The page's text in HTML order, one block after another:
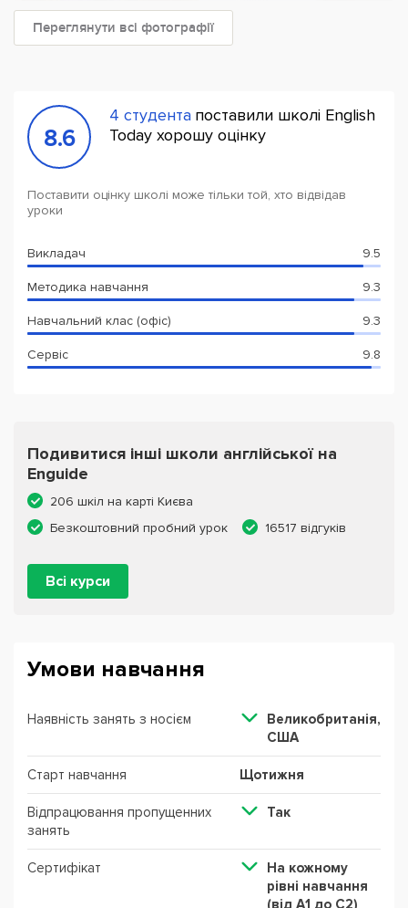
Переглянути всі фотографії
8.6
4 студента поставили школі English
Today хорошу оцінку
Поставити оцінку школі може тільки той, хто відвідав
уроки
Викладач 9.5
Методика навчання 9.3
Навчальний клас (офіс) 9.3
Сервіс 9.8
Подивитися інші школи англійської на
Enguide
206 шкіл на карті Києва
Безкоштовний пробний урок
16517 відгуків
Всі курси
Умови навчання
Наявність занять з носієм
Великобританія,
США
Старт навчання Щотижня
Відпрацювання пропущенних
занять
Так
Сертифікат
На кожному
рівні навчання
(від А1 до С2)